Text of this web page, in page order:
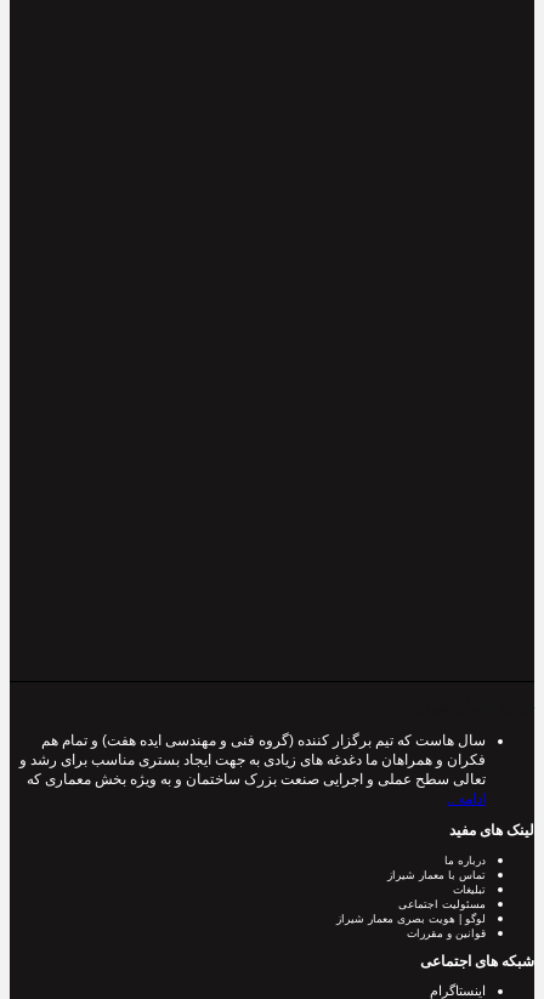
سال هاست که تیم برگزار کننده (گروه فنی و مهندسی ایده هفت) و تمام هم
فکران و همراهان ما دغدغه های زیادی به جهت ایجاد بستری مناسب برای رشد و
تعالی سطح عملی و اجرایی صنعت بزرک ساختمان و به ویژه بخش معماری که
ادامه ..
لینک های مفید
درباره ما
تماس با معمار شیراز
تبلیغات
مسئولیت اجتماعی
لوگو | هویت بصری معمار شیراز
قوانین و مقررات
شبکه های اجتماعی
اینستاگرام